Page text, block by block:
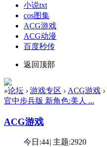
小说txt
cos图集
ACG游戏
ACG动漫
百度秒传
返回顶部
»论坛 › 游戏专区 › ACG游戏 ›
官中步兵版 新角色:美人 ...
ACG游戏
今日:44| 主题:2920